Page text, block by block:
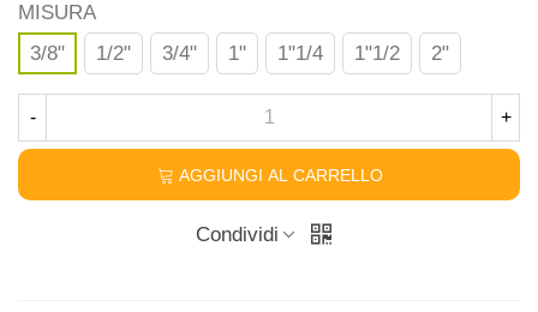
MISURA
3/8"
1/2" 3/4" 1" 1"1/4 1"1/2 2"
- +
AGGIUNGI AL CARRELLO
Condividi